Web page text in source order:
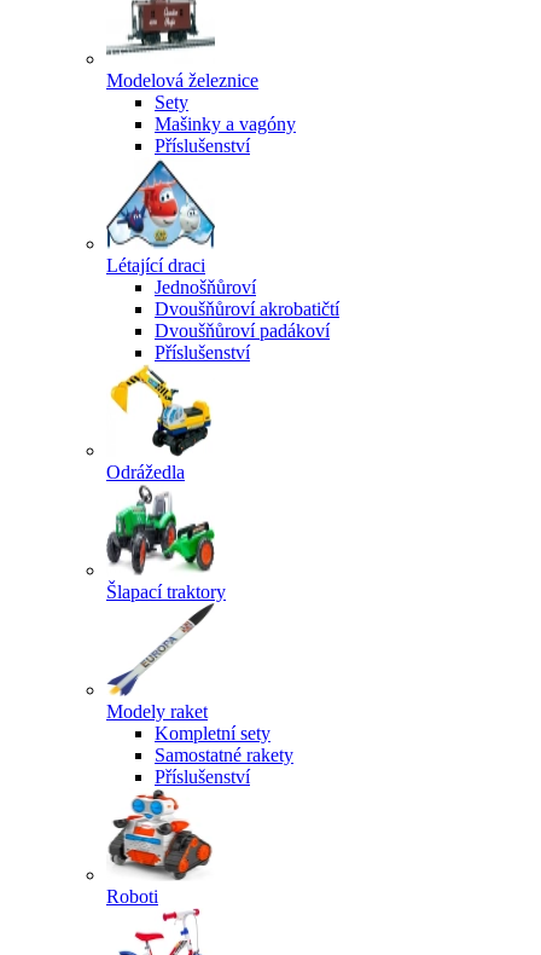
Modelová železnice
Sety
Mašinky a vagóny
Příslušenství
Létající draci
Jednošňůroví
Dvoušňůroví akrobatičtí
Dvoušňůroví padákoví
Příslušenství
Odrážedla
Šlapací traktory
Modely raket
Kompletní sety
Samostatné rakety
Příslušenství
Roboti